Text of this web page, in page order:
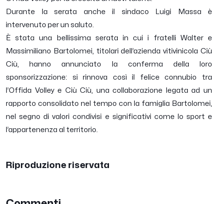
Durante la serata anche il sindaco Luigi Massa è
intervenuto per un saluto.
È stata una bellissima serata in cui i fratelli Walter e
Massimiliano Bartolomei, titolari dell’azienda vitivinicola Ciù
Ciù, hanno annunciato la conferma della loro
sponsorizzazione: si rinnova così il felice connubio tra
l’Offida Volley e Ciù Ciù, una collaborazione legata ad un
rapporto consolidato nel tempo con la famiglia Bartolomei,
nel segno di valori condivisi e significativi come lo sport e
l’appartenenza al territorio.
Riproduzione riservata